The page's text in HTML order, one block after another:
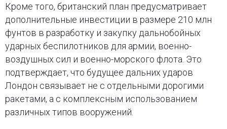
Кроме того, британский план предусматривает
дополнительные инвестиции в размере 210 млн
фунтов в разработку и закупку дальнобойных
ударных беспилотников для армии, военно-
воздушных сил и военно-морского флота. Это
подтверждает, что будущее дальних ударов
Лондон связывает не с отдельными дорогими
ракетами, а с комплексным использованием
различных типов вооружений.